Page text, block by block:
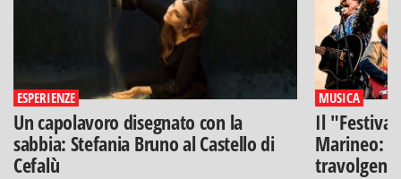
ESPERIENZE
Un capolavoro disegnato con la
sabbia: Stefania Bruno al Castello di
Cefalù
MUSICA
Il
Marineo: